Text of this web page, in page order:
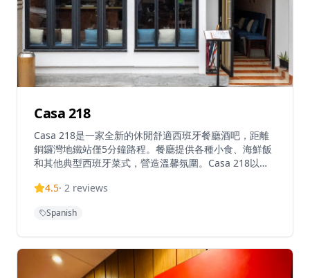
宗西班牙地中海美食配合壯觀天台景致，為客人提供休閒
小食及特別場合的理想用餐環境。
Casa 218
Casa 218是一家全新的休閒舒適西班牙餐廳酒吧，距離
銅鑼灣地鐵站僅5分鐘路程。餐廳提供各種小食、海鮮飯
和其他典型西班牙菜式，營造溫馨氛圍。Casa 218以美
理。餐廳以擁有城中最佳的自製可樂餅而聞名，同時提供
和海鮮飯。
4.5· 2 reviews
Spanish